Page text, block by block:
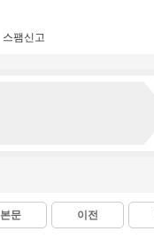
스팸신고
본문 이전